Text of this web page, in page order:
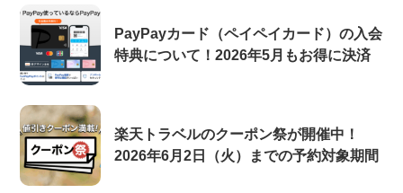
PayPayカード（ペイペイカード）の入会
特典について！2026年5月もお得に決済
楽天トラベルのクーポン祭が開催中！
2026年6月2日（火）までの予約対象期間